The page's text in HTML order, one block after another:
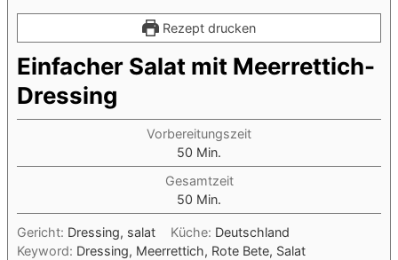
Rezept drucken
Einfacher Salat mit Meerrettich-
Dressing
Vorbereitungszeit
50 Minuten
Min.
Gesamtzeit
50 Minuten
Min.
Gericht: Dressing, salat Küche: Deutschland
Keyword: Dressing, Meerrettich, Rote Bete, Salat